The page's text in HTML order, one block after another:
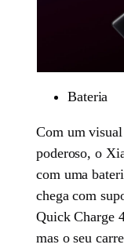
Bateria
Com um visual
poderoso, o
com uma
chega com
Quick Charge
mas o seu